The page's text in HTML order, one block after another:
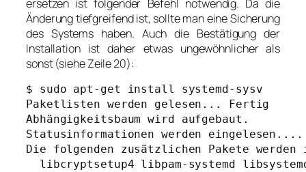
ersetzen ist folgender Befehl notwendig. Da die
Änderung tiefgreifend ist, sollte man eine Sicherung
des Systems haben. Auch die Bestätigung der
Installation ist daher etwas ungewöhnlicher als
sonst (siehe Zeile 20):
$ sudo apt-get install systemd-sysv
Paketlisten werden gelesen... Fertig
Abhängigkeitsbaum wird aufgebaut.
Statusinformationen werden
Die folgenden zusätzlichen Pakete
libcryptsetup4 libpam-systemd